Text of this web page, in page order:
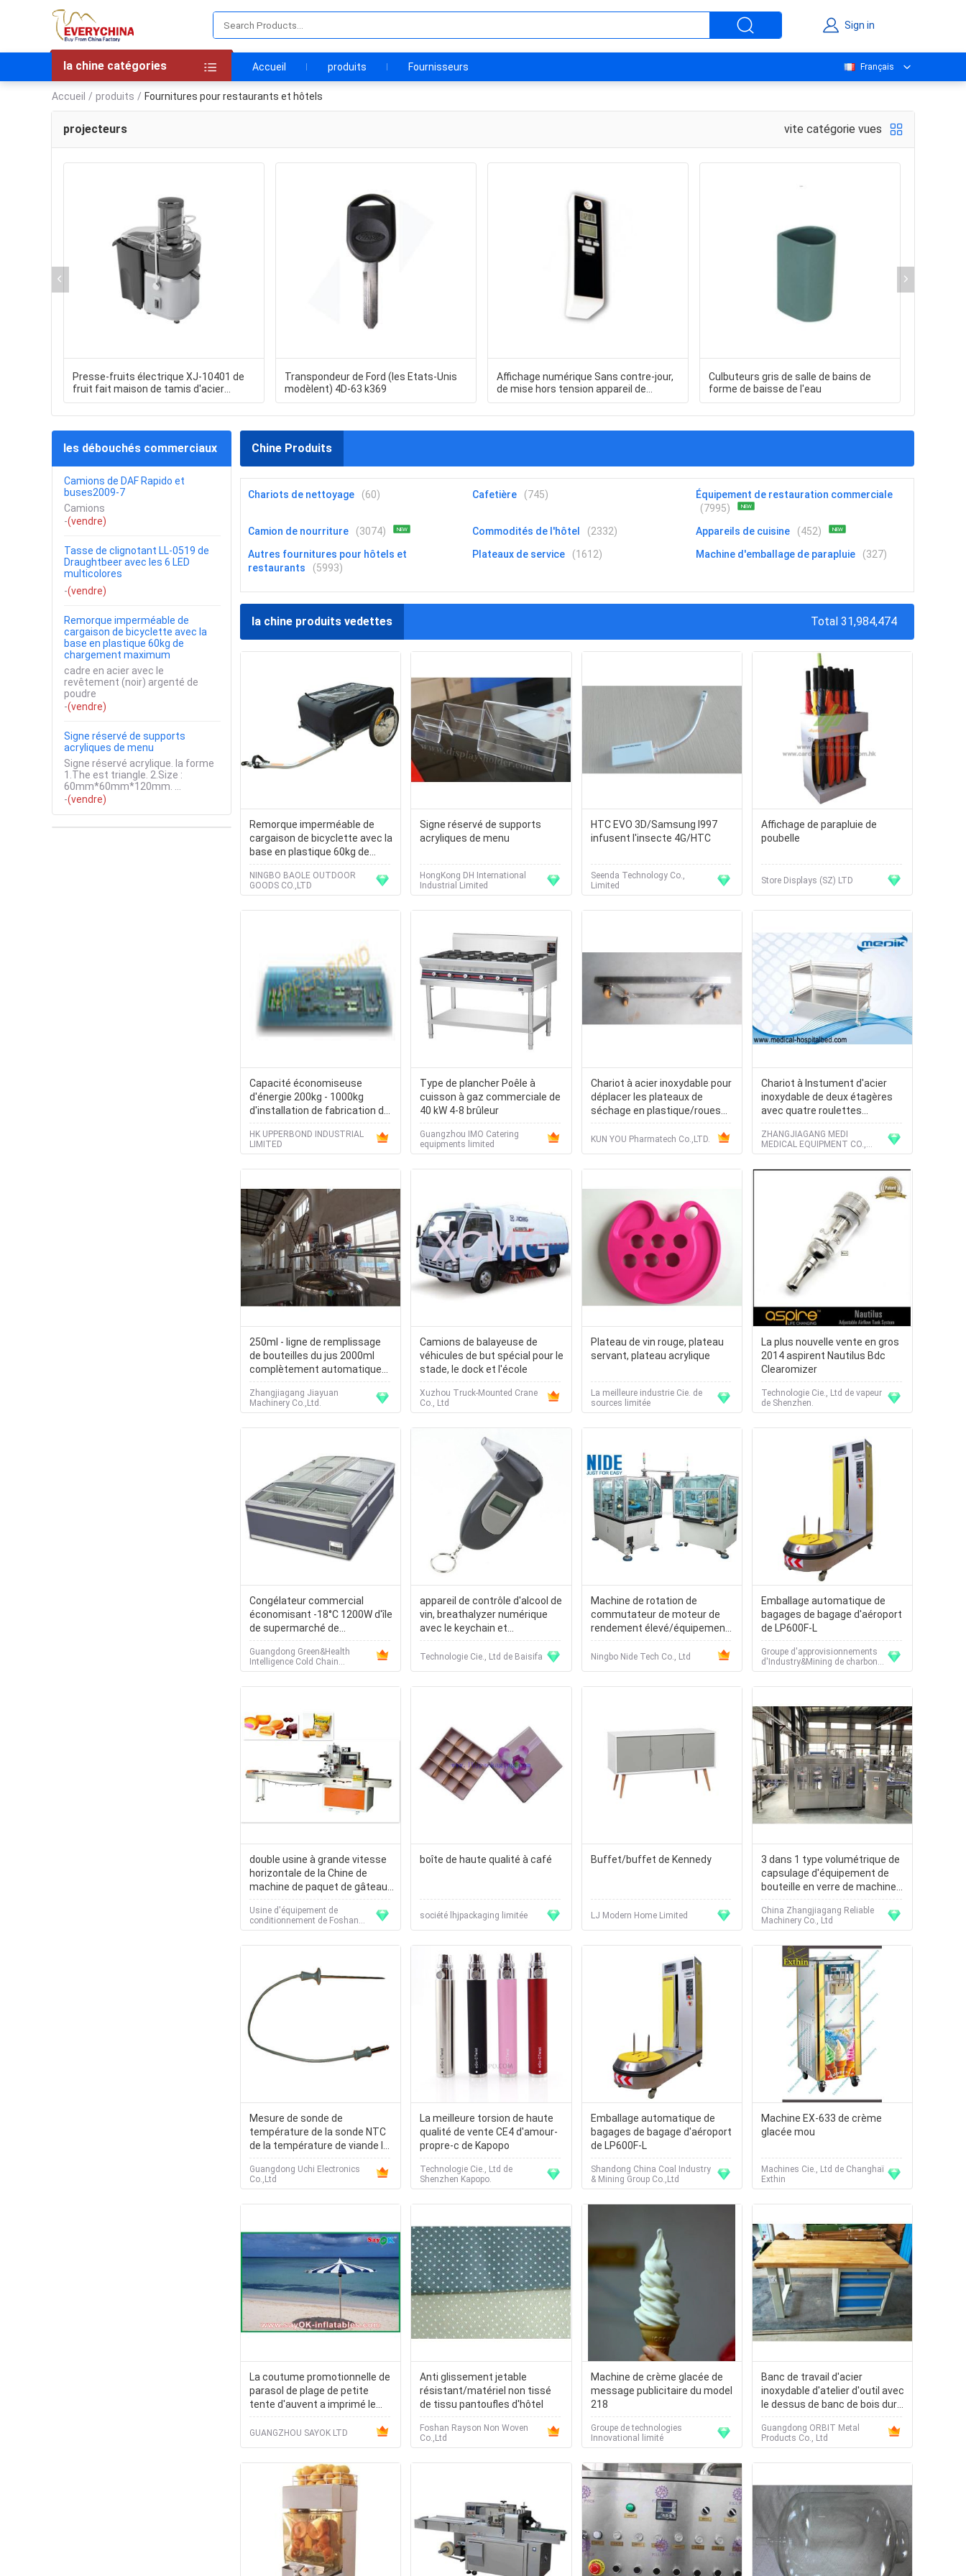
Sign in
la chine catégories Accueil produits Fournisseurs Français
Accueil / produits / Fournitures pour restaurants et hôtels
projecteurs vite catégorie vues
Presse-fruits électrique XJ-10401 de
fruit fait maison de tamis d'acier
inoxydable
Transpondeur de Ford (les Etats-Unis
modèlent) 4D-63 k369
Affichage numérique Sans contre-jour,
de mise hors tension appareil de
contrôle automatique HE-0661 d'alcool
Culbuteurs gris de salle de bains de
forme de baisse de l'eau
les débouchés commerciaux
Camions de DAF Rapido et
buses2009-7
Camions
-(vendre)
Tasse de clignotant LL-0519 de
Draughtbeer avec les 6 LED
multicolores
-(vendre)
Remorque imperméable de
cargaison de bicyclette avec la
base en plastique 60kg de
chargement maximum
cadre en acier avec le
revêtement (noir) argenté de
poudre
-(vendre)
Signe réservé de supports
acryliques de menu
Signe réservé acrylique. la forme
1.The est triangle. 2.Size :
60mm*60mm*120mm. ...
-(vendre)
Chine Produits
Chariots de nettoyage (60) Cafetière (745)
Équipement de restauration commerciale
(7995)
NEW
Camion de nourriture (3074) NEW Commodités de l'hôtel (2332) Appareils de cuisine (452) NEW
Autres fournitures pour hôtels et
restaurants
(5993)
Plateaux de service (1612) Machine d'emballage de parapluie (327)
la chine produits vedettes Total 31,984,474
Remorque imperméable de
cargaison de bicyclette avec la
base en plastique 60kg de
chargement maximum
NINGBO BAOLE OUTDOOR
GOODS CO.,LTD
Signe réservé de supports
acryliques de menu
HongKong DH International
Industrial Limited
HTC EVO 3D/Samsung I997
infusent l'insecte 4G/HTC
Seenda Technology Co.,
Limited
Affichage de parapluie de
poubelle
Store Displays (SZ) LTD
Capacité économiseuse
d'énergie 200kg - 1000kg
d'installation de fabrication de
tabac
HK UPPERBOND INDUSTRIAL
LIMITED
Type de plancher Poêle à
cuisson à gaz commerciale de
40 kW 4-8 brûleur
Guangzhou IMO Catering
equipments limited
Chariot à acier inoxydable pour
déplacer les plateaux de
séchage en plastique/roues
mobiles
KUN YOU Pharmatech Co.,LTD.
Chariot à Instument d'acier
inoxydable de deux étagères
avec quatre roulettes
silencieuses bleues
ZHANGJIAGANG MEDI
MEDICAL EQUIPMENT CO.,
LTD.
250ml - ligne de remplissage
de bouteilles du jus 2000ml
complètement automatique
pour la boisson
Zhangjiagang Jiayuan
Machinery Co.,Ltd.
Camions de balayeuse de
véhicules de but spécial pour le
stade, le dock et l'école
Xuzhou Truck-Mounted Crane
Co., Ltd
Plateau de vin rouge, plateau
servant, plateau acrylique
La meilleure industrie Cie. de
sources limitée
La plus nouvelle vente en gros
2014 aspirent Nautilus Bdc
Clearomizer
Technologie Cie., Ltd de vapeur
de Shenzhen.
Congélateur commercial
économisant -18°C 1200W d'île
de supermarché de
congélateur d'affichage
d'énergie
Guangdong Green&Health
Intelligence Cold Chain
Technology Co.,LTD
appareil de contrôle d'alcool de
vin, breathalyzer numérique
avec le keychain et
embouchure BS68
Technologie Cie., Ltd de Baisifa
Machine de rotation de
commutateur de moteur de
rendement élevé/équipement
pour le rotor de mélangeur
Ningbo Nide Tech Co., Ltd
Emballage automatique de
bagages de bagage d'aéroport
de LP600F-L
Groupe d'approvisionnements
d'Industry&Mining de charbon
de Shandong Chine
double usine à grande vitesse
horizontale de la Chine de
machine de paquet de gâteau
de dessert d'inverseur
Usine d'équipement de
conditionnement de Foshan
Newkeli
boîte de haute qualité à café
société lhjpackaging limitée
Buffet/buffet de Kennedy
LJ Modern Home Limited
3 dans 1 type volumétrique de
capsulage d'équipement de
bouteille en verre de machine
de remplissage à chaud de
café de thé
China Zhangjiagang Reliable
Machinery Co., Ltd
Mesure de sonde de
température de la sonde NTC
de la température de viande la
température de faire cuire des
nourritures
Guangdong Uchi Electronics
Co.,Ltd
La meilleure torsion de haute
qualité de vente CE4 d'amour-
propre-c de Kapopo
Technologie Cie., Ltd de
Shenzhen Kapopo.
Emballage automatique de
bagages de bagage d'aéroport
de LP600F-L
Shandong China Coal Industry
& Mining Group Co.,Ltd
Machine EX-633 de crème
glacée mou
Machines Cie., Ltd de Changhaï
Exthin
La coutume promotionnelle de
parasol de plage de petite
tente d'auvent a imprimé le
parapluie protégeant du vent
compact
GUANGZHOU SAYOK LTD
Anti glissement jetable
résistant/matériel non tissé
de tissu pantoufles d'hôtel
Foshan Rayson Non Woven
Co.,Ltd
Machine de crème glacée de
message publicitaire du model
218
Groupe de technologies
Innovational limité
Banc de travail d'acier
inoxydable d'atelier d'outil avec
le dessus de banc de bois dur
d'étal de boucher
Guangdong ORBIT Metal
Products Co., Ltd